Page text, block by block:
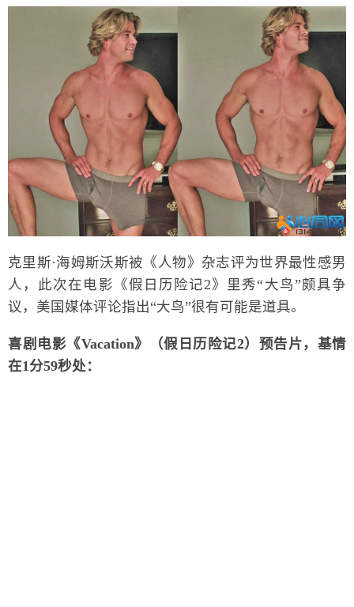
克里斯·海姆斯沃斯被《人物》杂志评为世界最性感男
人，此次在电影《假日历险记2》里秀“大鸟”颇具争
议，美国媒体评论指出“大鸟”很有可能是道具。
喜剧电影《Vacation》（假日历险记2）预告片，基情
在1分59秒处 ：